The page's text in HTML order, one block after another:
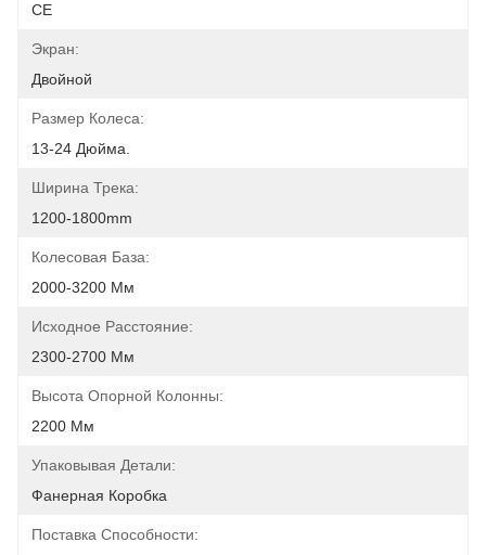
CE
Экран:
Двойной
Размер Колеса:
13-24 Дюйма.
Ширина Трека:
1200-1800mm
Колесовая База:
2000-3200 Мм
Исходное Расстояние:
2300-2700 Мм
Высота Опорной Колонны:
2200 Мм
Упаковывая Детали:
Фанерная Коробка
Поставка Способности: